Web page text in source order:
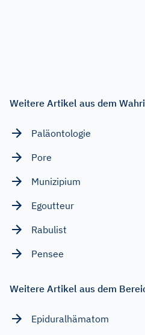
Weitere Artikel aus dem
Paläontologie
Pore
Munizipium
Egoutteur
Rabulist
Pensee
Weitere Artikel aus dem
Epiduralhämatom